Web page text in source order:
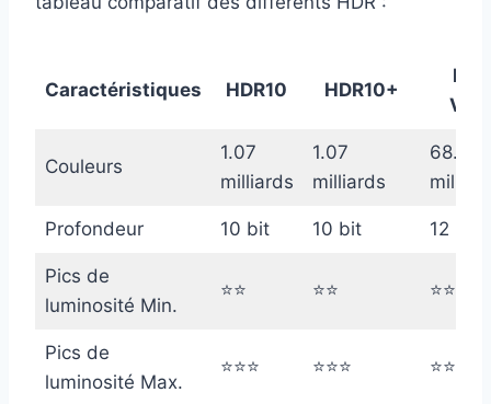
Caractéristiques HDR10 HDR10+
Couleurs
1.07
milliards
1.07
milliards
68.7
Profondeur 10 bit 10 bit 12 bit
Pics de
luminosité Min.
⭐⭐ ⭐⭐ ⭐⭐⭐
Pics de
luminosité Max.
⭐⭐⭐ ⭐⭐⭐ ⭐⭐⭐